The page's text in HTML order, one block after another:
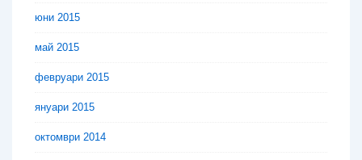
юни 2015
май 2015
февруари 2015
януари 2015
октомври 2014